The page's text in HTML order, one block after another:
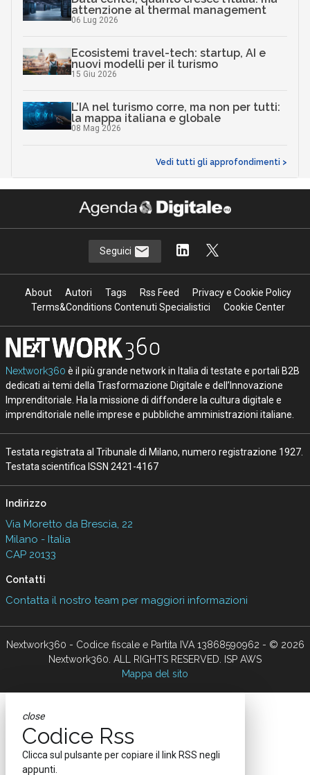
attenzione al thermal management
06 Lug 2026
Ecosistemi travel-tech: startup, AI e
nuovi modelli per il turismo
15 Giu 2026
L’IA nel turismo corre, ma non per tutti:
la mappa italiana e globale
08 Mag 2026
Vedi tutti gli approfondimenti >
Seguici
About Autori Tags Rss Feed
Privacy e Cookie Policy
Terms&Conditions Contenuti Specialistici
Cookie Center
Nextwork360 è il più grande network in Italia di testate e portali B2B
dedicati ai temi della Trasformazione Digitale e dell’Innovazione
Imprenditoriale. Ha la missione di diffondere la cultura digitale e
imprenditoriale nelle imprese e pubbliche amministrazioni italiane.
Testata registrata al Tribunale di Milano, numero registrazione 1927.
Testata scientifica ISSN 2421-4167
Indirizzo
Via Moretto da Brescia, 22
Milano - Italia
CAP 20133
Contatti
Contatta il nostro team per maggiori informazioni
Nextwork360 - Codice fiscale e Partita IVA 13868590962 - © 2026
Nextwork360. ALL RIGHTS RESERVED. ISP AWS
Mappa del sito
close
Codice Rss
Clicca sul pulsante per copiare il link RSS negli
appunti.